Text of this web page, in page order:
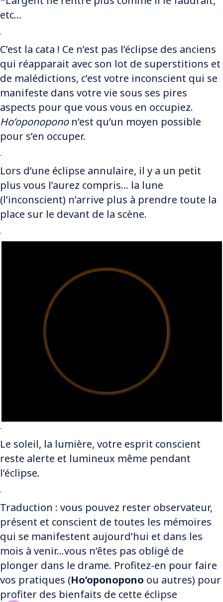
etc…
.
C’est la cata ! Ce n’est pas l’éclipse des anciens
qui réapparait avec son lot de superstitions et
de malédictions, c’est votre inconscient qui se
manifeste dans votre vie sous ses pires
aspects pour que vous vous en occupiez.
Ho’oponoponon’est qu’un moyen possible
pour s’en occuper.
.
Lors d’une éclipse annulaire, il y a un petit
plus vous l’aurez compris… la lune
(l’inconscient) n’arrive plus à prendre toute la
place sur le devant de la scène.
.
.
Le soleil, la lumière, votre esprit conscient
reste alerte et lumineux même pendant
l’éclipse.
.
Traduction : vous pouvez rester observateur,
présent et conscient de toutes les mémoires
qui se manifestent aujourd’hui et dans les
mois à venir…vous n’êtes pas obligé de
plonger dans le drame. Profitez-en pour faire
vos pratiques (Ho’oponopono ou autres) pour
profiter des bienfaits de cette éclipse